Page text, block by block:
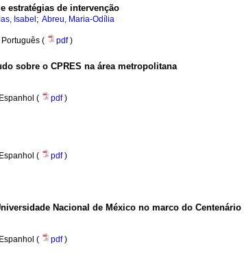
estratégias de intervenção
Isabel ; Abreu, Maria-Odília
Português ( pdf)
sobre o CPRES na área metropolitana
Espanhol ( pdf)
Espanhol ( pdf)
Nacional de México no marco do Centenário
Espanhol ( pdf)